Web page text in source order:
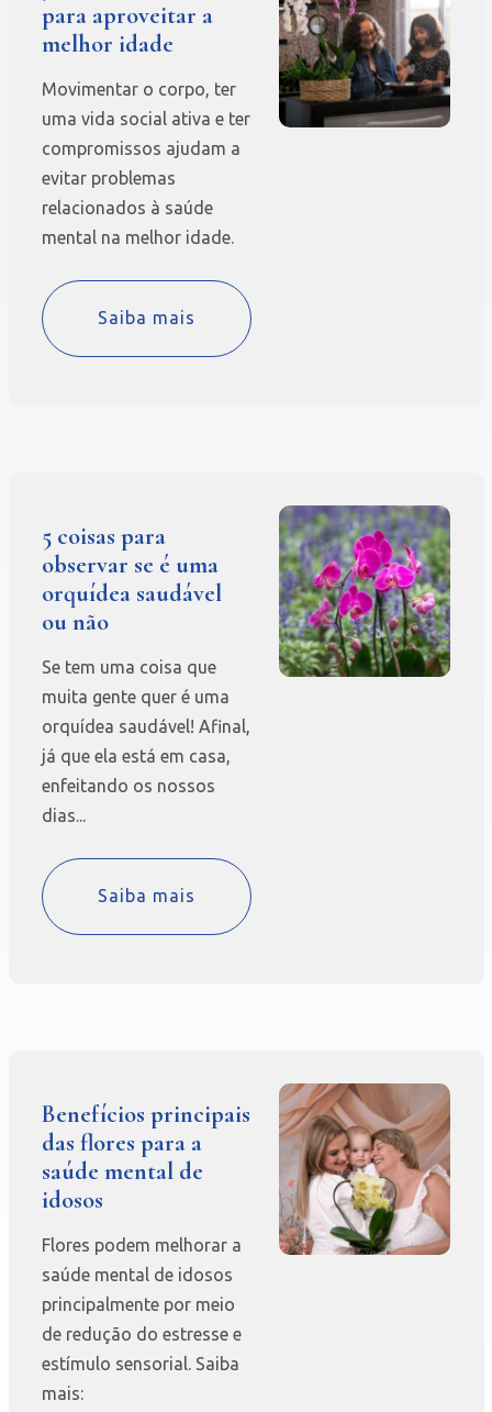
para aproveitar a
melhor idade
Movimentar o corpo, ter
uma vida social ativa e ter
compromissos ajudam a
evitar problemas
relacionados à saúde
mental na melhor idade.
Saiba mais
5 coisas para
observar se é uma
orquídea saudável
ou não
Se tem uma coisa que
muita gente quer é uma
orquídea saudável! Afinal,
já que ela está em casa,
enfeitando os nossos
dias...
Saiba mais
Benefícios principais
das flores para a
saúde mental de
idosos
Flores podem melhorar a
saúde mental de idosos
principalmente por meio
de redução do estresse e
estímulo sensorial. Saiba
mais: